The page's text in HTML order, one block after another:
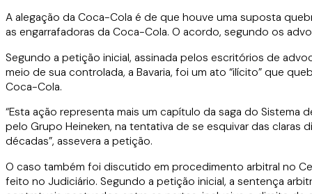
A alegação da Coca-Cola é de que houve uma suposta
as engarrafadoras da Coca-Cola. O acordo, segundo os
Segundo a petição inicial, assinada pelos escritórios de
meio de sua controlada, a Bavaria, foi um ato “ilícito” que
Coca-Cola.
“Esta ação representa mais um capítulo da saga do
pelo Grupo Heineken, na tentativa de se esquivar das
décadas”, assevera a petição.
O caso também foi discutido em procedimento arbitral no
feito no Judiciário. Segundo a petição inicial, a sentença